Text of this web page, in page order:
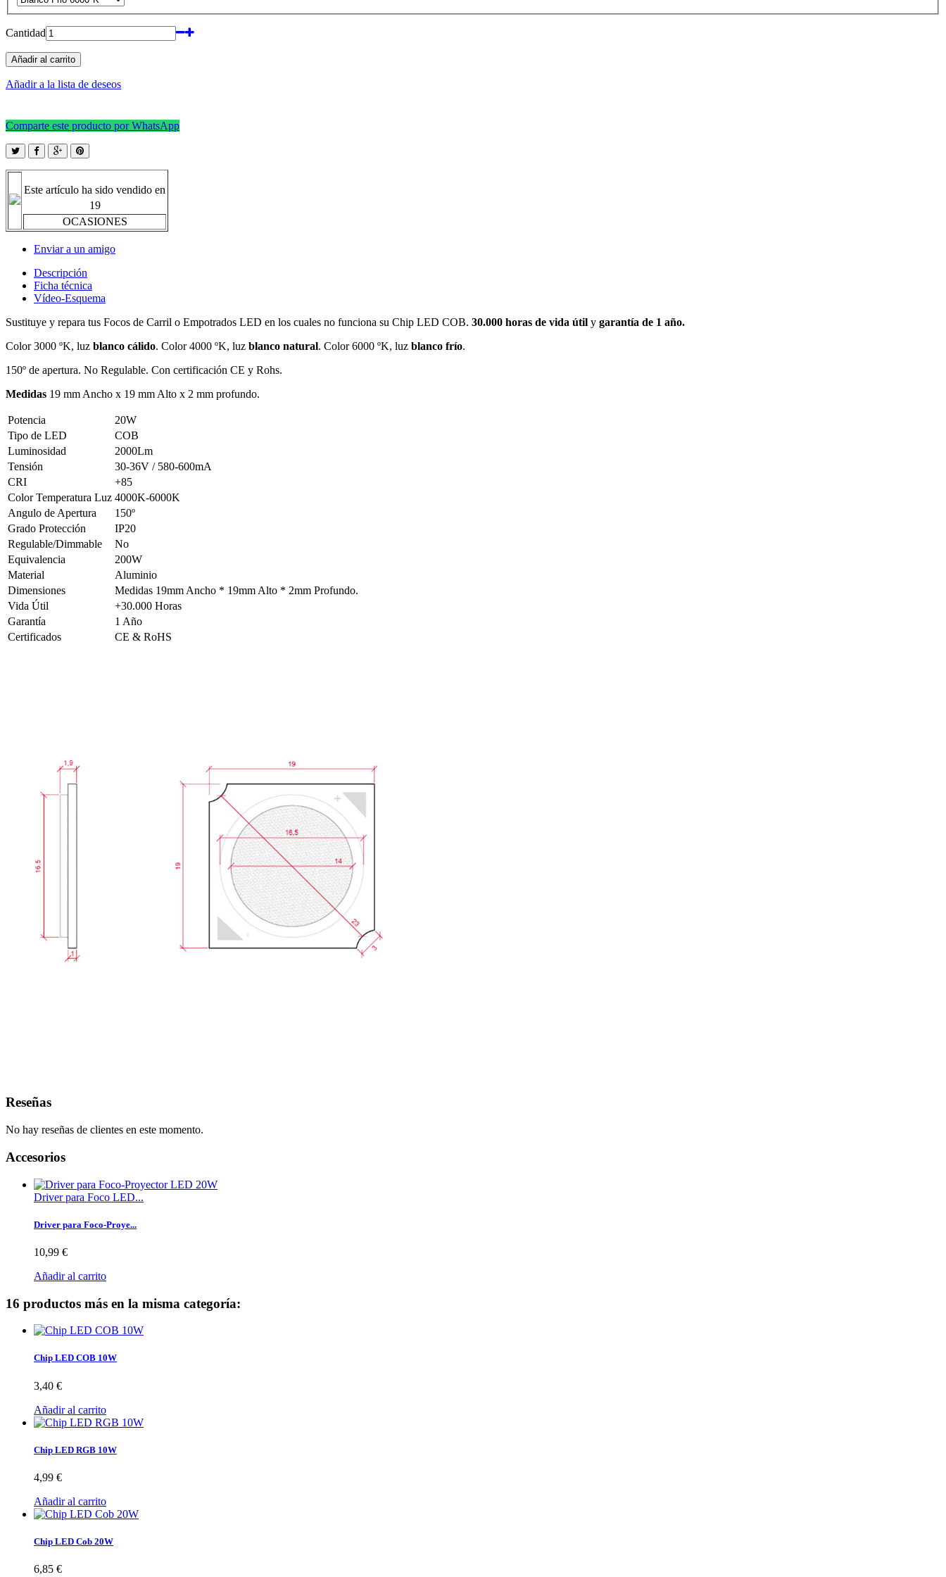
Cantidad
Añadir al carrito
Añadir a la lista de deseos
Comparte este producto por WhatsApp
Este artículo ha sido vendido en
19
OCASIONES
Enviar a un amigo
Descripción
Ficha técnica
Vídeo-Esquema
Sustituye y repara tus Focos de Carril o Empotrados LED en los cuales no funciona su Chip LED COB. 30.000 horas de vida útil y garantía de 1 año.
Color 3000 ºK, luz blanco cálido. Color 4000 ºK, luz blanco natural. Color 6000 ºK, luz blanco frío.
150º de apertura. No Regulable. Con certificación CE y Rohs.
Medidas 19 mm Ancho x 19 mm Alto x 2 mm profundo.
Potencia
20W
Tipo de LED
COB
Luminosidad
2000Lm
Tensión
30-36V / 580-600mA
CRI
+85
Color Temperatura Luz 4000K-6000K
Angulo de Apertura
150º
Grado Protección
IP20
Regulable/Dimmable
No
Equivalencia
200W
Material
Aluminio
Dimensiones
Medidas 19mm Ancho * 19mm Alto * 2mm Profundo.
Vida Útil
+30.000 Horas
Garantía
1 Año
Certificados
CE & RoHS
Reseñas
No hay reseñas de clientes en este momento.
Accesorios
Driver para Foco LED...
Driver para Foco-Proye...
10,99 €
Añadir al carrito
16 productos más en la misma categoría:
Chip LED COB 10W
3,40 €
Añadir al carrito
Chip LED RGB 10W
4,99 €
Añadir al carrito
Chip LED Cob 20W
6,85 €